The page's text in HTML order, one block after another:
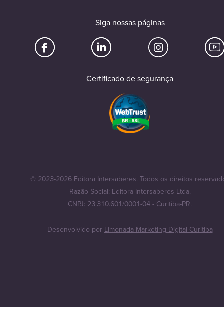
Siga nossas páginas
Certificado de segurança
© 2023-2026 Editora Intersaberes. Todos os direitos
Razão Social: Editora Intersaberes Ltda.
CNPJ: 23.310.601/0001-04 - Curitiba-PR.
Desenvolvido por Limonada Marketing Digital Curitiba